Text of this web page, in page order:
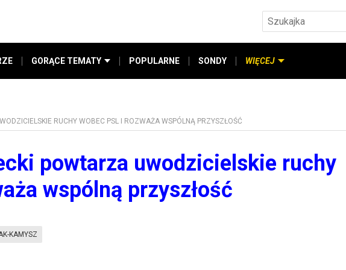
GORĄCE TEMATY POPULARNE SONDY WIĘCEJ
RUCHY WOBEC PSL I ROZWAŻA WSPÓLNĄ PRZYSZŁOŚĆ
powtarza uwodzicielskie ruchy
wspólną przyszłość
KAMYSZ